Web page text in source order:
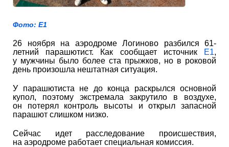
Фото: Е1
26 ноября на аэродроме Логиново разбился 61-
летний парашютист. Как сообщает источник
Е1,
у мужчины было более ста прыжков, но в роковой
день произошла нештатная ситуация.
У парашютиста не до конца раскрылся основной
купол, поэтому экстремала закрутило в воздухе,
он потерял контроль высоты и открыл запасной
парашют слишком низко.
Сейчас идет расследование происшествия,
на аэродроме работает специальная комиссия.